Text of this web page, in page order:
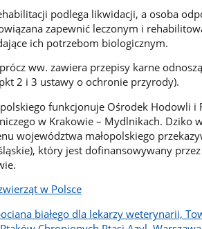
podlega likwidacji, a osoba
zapewnić leczonym i
ich potrzebom biologicznym.
ww. zawiera przepisy karne
2 i 3 ustawy o ochronie przyrody).
funkcjonuje Ośrodek Hodowli i
w Krakowie – Mydlnikach. Dziko
województwa małopolskiego
który jest dofinansowywany
w Polsce
białego dla lekarzy weterynarii,